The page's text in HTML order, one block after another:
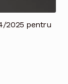
2025 pentru